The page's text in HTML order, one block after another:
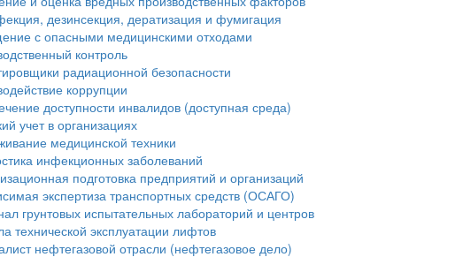
дезинсекция, дератизация и фумигация
с опасными медицинскими отходами
контроль
радиационной безопасности
коррупции
доступности инвалидов (доступная среда)
учет в организациях
медицинской техники
инфекционных заболеваний
подготовка предприятий и организаций
экспертиза транспортных средств (ОСАГО)
грунтовых испытательных лабораторий и центров
технической эксплуатации лифтов
нефтегазовой отрасли (нефтегазовое дело)